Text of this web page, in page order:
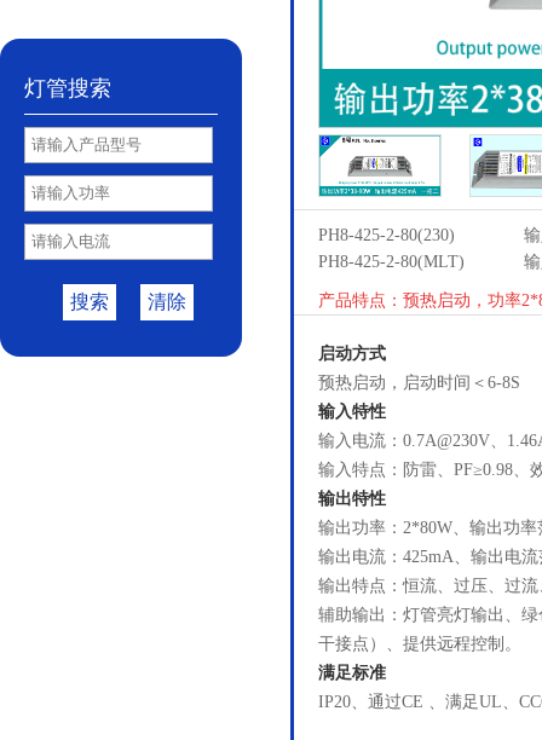
灯管搜索
清除
搜索
PH8-425-2-80(230)
PH8-425-2-80(MLT)
产品特点：预热启动，功率
启动方式
预热启动，启动时间＜6-8S
输入特性
输入电流：0.7A@230V、
输入特点：防雷、PF≥0.98、
输出特性
输出功率：2*80W、输出功
输出电流：425mA、输出电
输出特点：恒流、过压、过
辅助输出：灯管亮灯输出、
干接点）、提供远程控制。
满足标准
IP20、通过CE 、满足UL、